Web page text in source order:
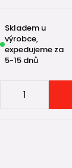
Skladem u
výrobce,
expedujeme za
5-15 dnů